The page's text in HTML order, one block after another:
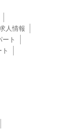
人情報
ート